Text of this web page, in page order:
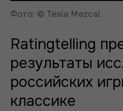
Фото: © Tesla Mezcal
Ratingtelling
результаты
российских
классике